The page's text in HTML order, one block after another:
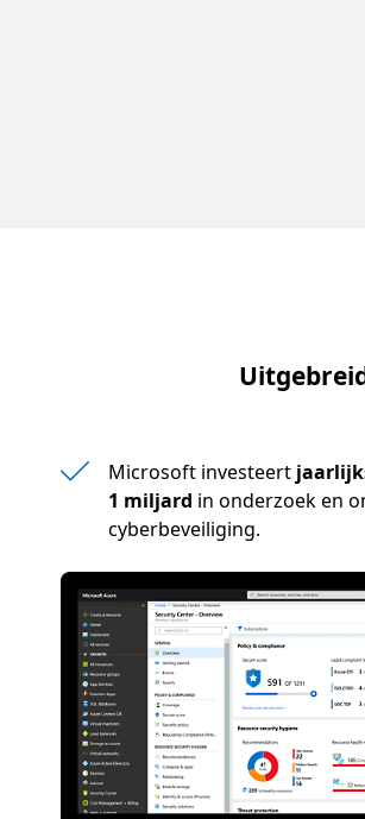
Microsoft investeert
1 miljard in onderzoek en
cyberbeveiliging.